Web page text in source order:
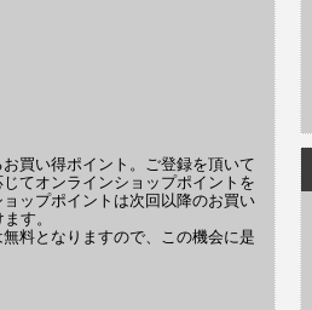
買い得ポイント。ご登録を頂いて
てオンラインショップポイントを
ップポイントは次回以降のお買い
す。
料となりますので、この機会に是